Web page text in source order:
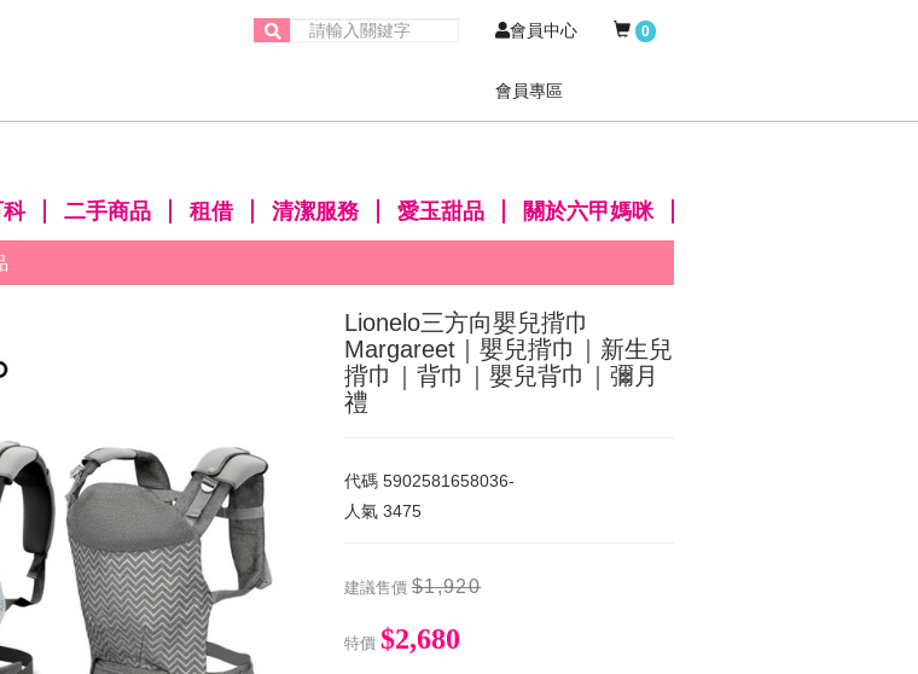
會員中心
會員專區
0
二手商品 租借 清潔服務 愛玉甜品 關於六甲媽咪
Lionelo三方向嬰兒揹巾
Margareet｜嬰兒揹巾｜新生兒
揹巾｜背巾｜嬰兒背巾｜彌月
禮
代碼 5902581658036-
人氣 3475
建議售價 $1,920
特價 $2,680